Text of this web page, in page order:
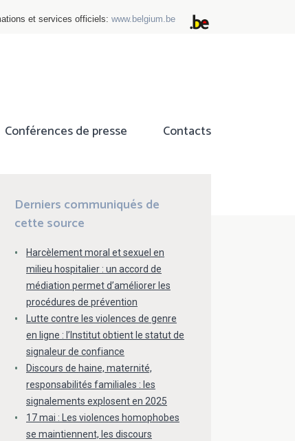
et services officiels: www.belgium.be
Conférences de presse Contacts
Derniers communiqués de
cette source
Harcèlement moral et sexuel en
milieu hospitalier : un accord de
médiation permet d’améliorer les
procédures de prévention
Lutte contre les violences de genre
en ligne : l’Institut obtient le statut de
signaleur de confiance
Discours de haine, maternité,
responsabilités familiales : les
signalements explosent en 2025
17 mai : Les violences homophobes
se maintiennent, les discours